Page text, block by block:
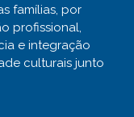
famílias, por
profissional,
e integração
culturais junto